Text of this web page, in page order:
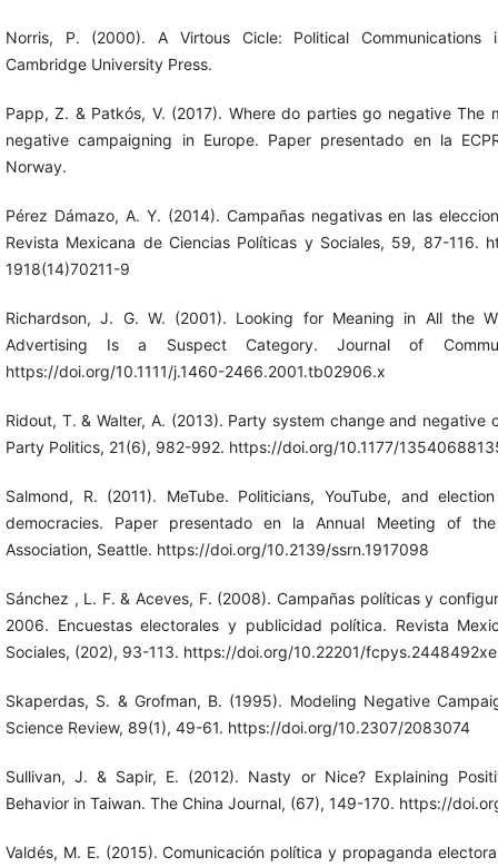
Norris, P. (2000). A Virtous Cicle: Political Communications
Cambridge University Press.
Papp, Z. & Patkós, V. (2017). Where do parties go negative The
negative campaigning in Europe. Paper presentado en la
Norway.
Pérez Dámazo, A. Y. (2014). Campañas negativas en las
Revista Mexicana de Ciencias Políticas y Sociales, 59, 87-116.
1918(14)70211-9
Richardson, J. G. W. (2001). Looking for Meaning in All the
Advertising Is a Suspect Category. Journal of
https://doi.org/10.1111/j.1460-2466.2001.tb02906.x
Ridout, T. & Walter, A. (2013). Party system change and negative
Party Politics, 21(6), 982-992. https://doi.org/10.1177/
Salmond, R. (2011). MeTube. Politicians, YouTube, and
democracies. Paper presentado en la Annual Meeting of
Association, Seattle. https://doi.org/10.2139/ssrn.1917098
Sánchez , L. F. & Aceves, F. (2008). Campañas políticas y
2006. Encuestas electorales y publicidad política. Revista
Sociales, (202), 93-113. https://doi.org/10.22201/
Skaperdas, S. & Grofman, B. (1995). Modeling Negative
Science Review, 89(1), 49-61. https://doi.org/10.2307/2083074
Sullivan, J. & Sapir, E. (2012). Nasty or Nice? Explaining
Behavior in Taiwan. The China Journal, (67), 149-170. https://
Valdés, M. E. (2015). Comunicación política y propaganda